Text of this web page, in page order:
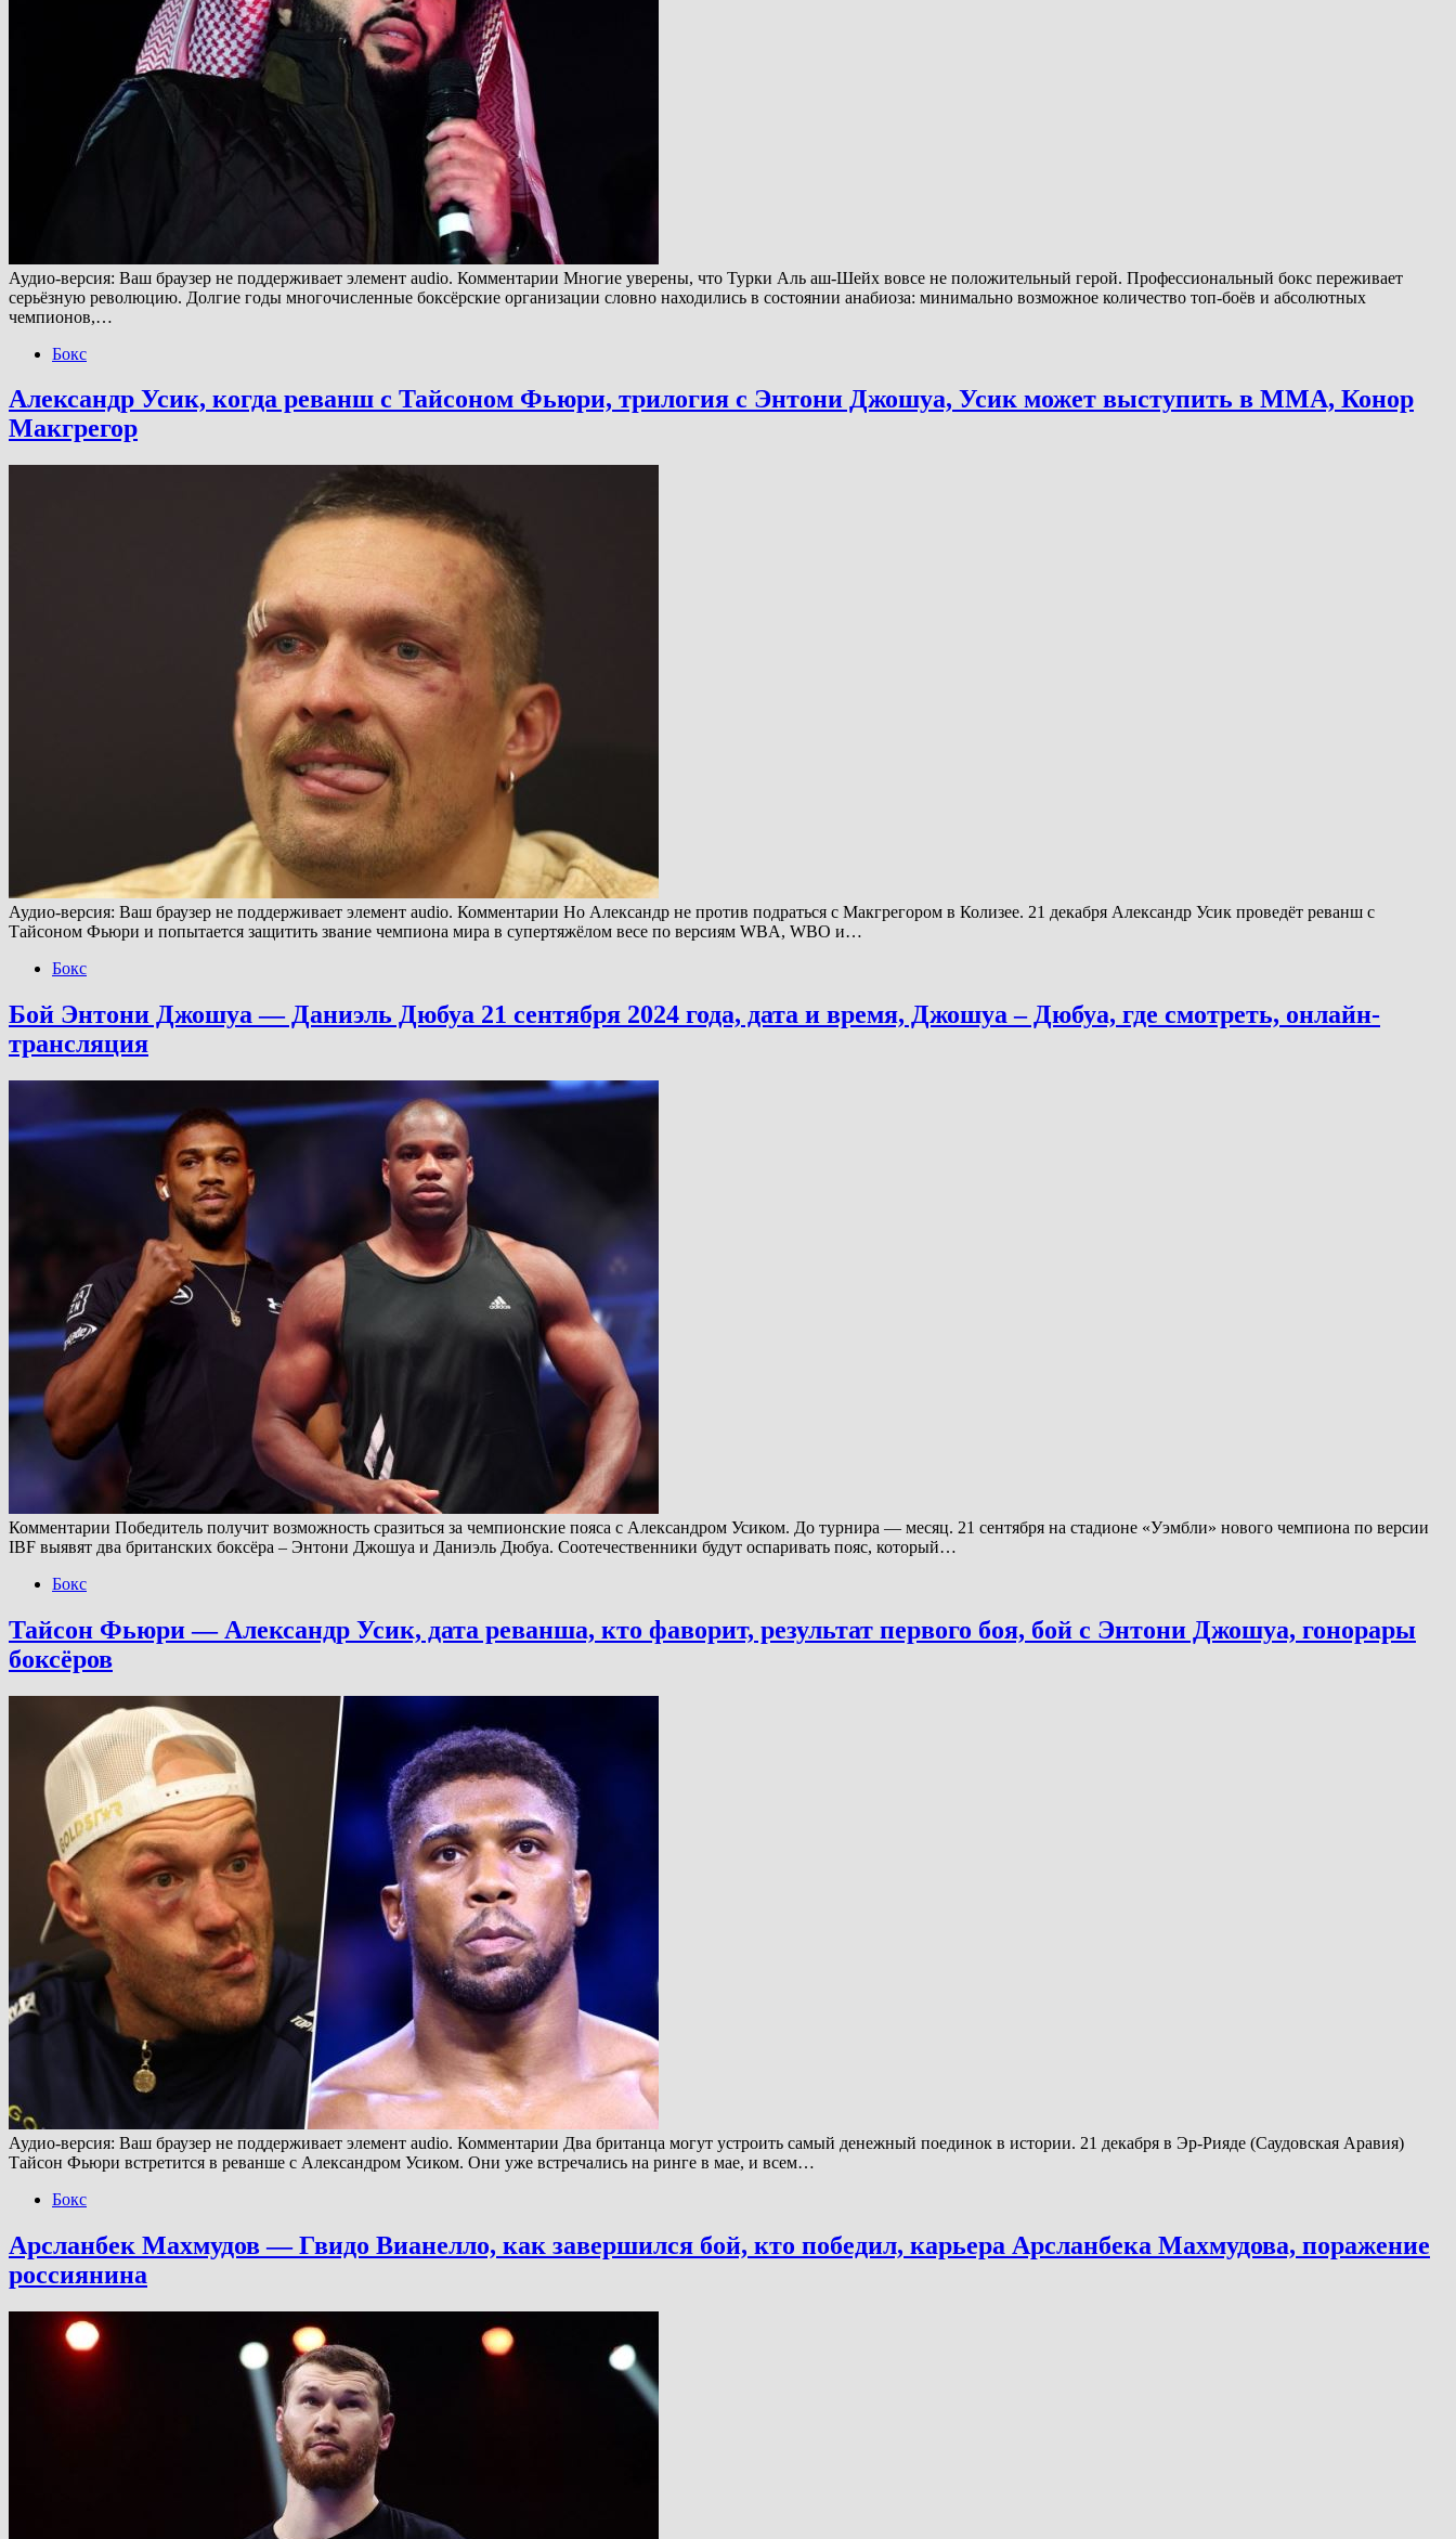
Аудио-версия: Ваш браузер не поддерживает элемент audio. Комментарии Многие уверены, что Турки Аль аш-Шейх вовсе не положительный герой. Профессиональный бокс переживает
серьёзную революцию. Долгие годы многочисленные боксёрские организации словно находились в состоянии анабиоза: минимально возможное количество топ-боёв и абсолютных
чемпионов,…
Бокс
Александр Усик, когда реванш с Тайсоном Фьюри, трилогия с Энтони Джошуа, Усик может выступить в ММА, Конор
Макгрегор
Аудио-версия: Ваш браузер не поддерживает элемент audio. Комментарии Но Александр не против подраться с Макгрегором в Колизее. 21 декабря Александр Усик проведёт реванш с
Тайсоном Фьюри и попытается защитить звание чемпиона мира в супертяжёлом весе по версиям WBA, WBO и…
Бокс
Бой Энтони Джошуа — Даниэль Дюбуа 21 сентября 2024 года, дата и время, Джошуа – Дюбуа, где смотреть, онлайн-
трансляция
Комментарии Победитель получит возможность сразиться за чемпионские пояса с Александром Усиком. До турнира — месяц. 21 сентября на стадионе «Уэмбли» нового чемпиона по версии
IBF выявят два британских боксёра – Энтони Джошуа и Даниэль Дюбуа. Соотечественники будут оспаривать пояс, который…
Бокс
Тайсон Фьюри — Александр Усик, дата реванша, кто фаворит, результат первого боя, бой с Энтони Джошуа, гонорары
боксёров
Аудио-версия: Ваш браузер не поддерживает элемент audio. Комментарии Два британца могут устроить самый денежный поединок в истории. 21 декабря в Эр-Рияде (Саудовская Аравия)
Тайсон Фьюри встретится в реванше с Александром Усиком. Они уже встречались на ринге в мае, и всем…
Бокс
Арсланбек Махмудов — Гвидо Вианелло, как завершился бой, кто победил, карьера Арсланбека Махмудова, поражение
россиянина